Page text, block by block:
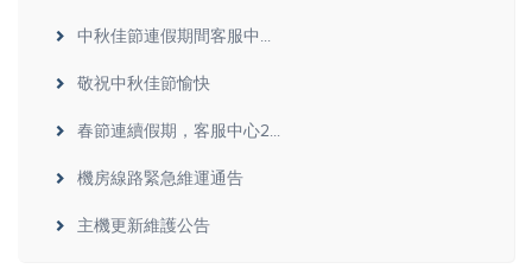
中秋佳節連假期間客服中...
敬祝中秋佳節愉快
春節連續假期，客服中心2...
機房線路緊急維運通告
主機更新維護公告